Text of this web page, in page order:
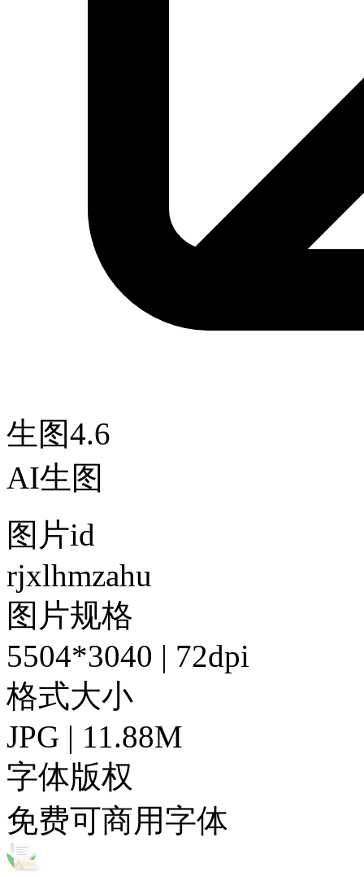
生图4.6
AI生图
图片id
rjxlhmzahu
图片规格
5504*3040 | 72dpi
格式大小
JPG | 11.88M
字体版权
免费可商用字体